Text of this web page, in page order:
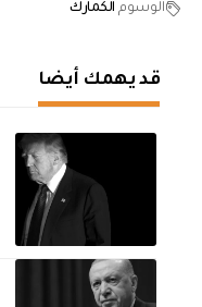
الوسوم الكمارك
قد يهمك أيضا